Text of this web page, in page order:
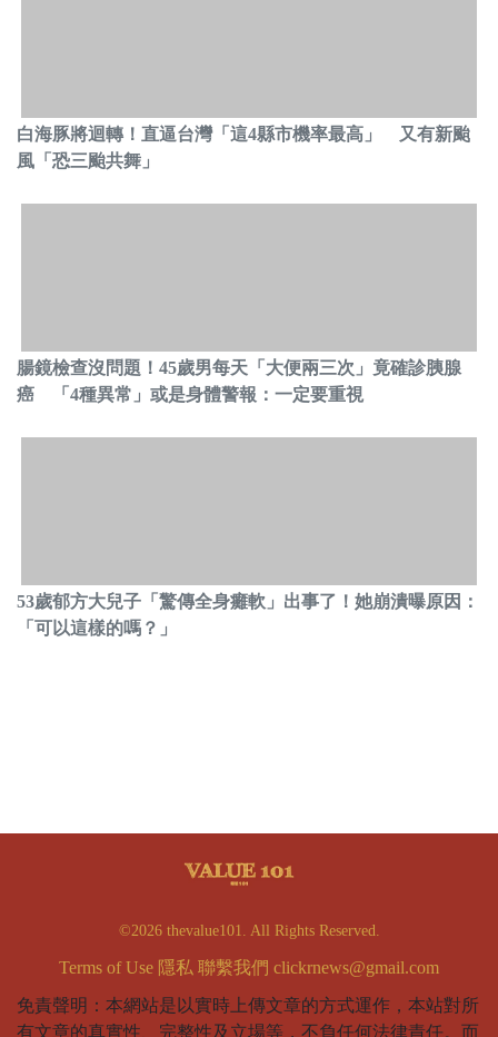
白海豚將迴轉！直逼台灣「這4縣市機率最高」 又有新颱
風「恐三颱共舞」
腸鏡檢查沒問題！45歲男每天「大便兩三次」竟確診胰腺
癌 「4種異常」或是身體警報：一定要重視
53歲郁方大兒子「驚傳全身癱軟」出事了！她崩潰曝原因：
「可以這樣的嗎？」
©2026 thevalue101. All Rights Reserved.
Terms of Use 隱私 聯繫我們 clickrnews@gmail.com
免責聲明：本網站是以實時上傳文章的方式運作，本站對所
有文章的真實性、完整性及立場等，不負任何法律責任。而